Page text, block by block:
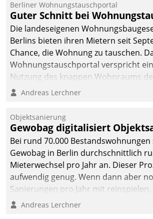
Berliner Wohnungstauschportal
Guter Schnitt bei
Die landeseigenen
Berlins bieten ihren Mietern seit
Chance, die Wohnung zu tauschen.
Wohnungstauschportal verspricht
Nutzung des knappen Wohnraums
Anwendungsfall für Datatrains Lösung
Unternehmen.
Andreas Lerchner
Objektsanierung
Gewobag digitalisiert
Bei rund 70.000
Gewobag in Berlin durchschnittlich
Mieterwechsel pro Jahr an. Dieser
aufwendig genug. Wenn dann aber
Sanierungen pro Jahr mit
Betreuungs- und
Andreas Lerchner